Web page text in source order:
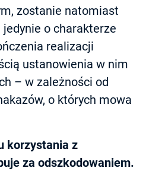
zostanie natomiast
o charakterze
realizacji
ustanowienia w nim
– w zależności od
o których mowa
korzystania z
za odszkodowaniem.